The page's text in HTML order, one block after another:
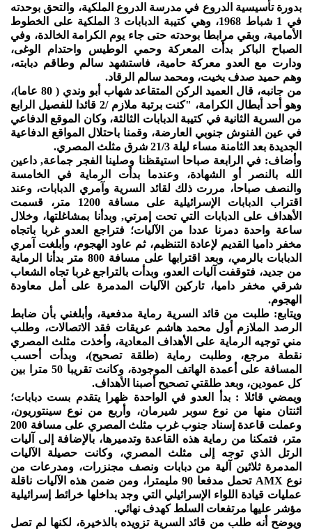
بدورة تأسيسية الدروع في مدرسة الدروع الملكية، والتحق بوحدته
في 1 شباط 1968، وهي كتيبة الدبابات 3 الملكية على الخطوط
الأمامية، وبقي مرابطا بوحدته حتى جاء يوم الكرامة الخالدة، وفي
الصباح الباكر بدأت المعركة وحمي الوطيس واحتدام الوغى،
ودارت مع العدو معركة حامية، فاستشهد سالم وطاقم دبابته،
وهم حميد صدف بخيت، ومحمد سالم الرقاد.
من جانبه، قال العميد الركن المتقاعد شهاب أبو وندي ( 80 عاما)،
وهو أحد أبطال الكرامة، "كنت برتبة ملازم /2 قائدا للفصيل الرابع
من السرية الثانية في كتيبة الدبابات الثالثة، وكان الموقع الدفاعي
في عين الفنوش جنوبي العارضة، وقمنا باحتلال المواقع الدفاعية
الجديدة بعد الثامنة مساء ليلة 21/3 شرق مثلث المصري.
وأضاف: في الرابعة صباحا استيقظنا وصلينا الفجر جماعة, داعين
الله بالنصر أو الشهادة، وعندما بدأت الرماية في الخامسة
والنصف صباحا، مررت ذلك لقائد السرية وآمري الدبابات، وعند
اقتراب الدبابات الإسرائيلية على مسافة 1200 متر، قسمت
الأهداف على الدبابات التي تحت إمرتي, وبدأنا بمشاغلتها، وخلال
ساعة واحدة دمرنا عددا من الآليات؛ فتراجع العدو غربا باتجاه
مخفر داميا القديم لإعادة التنظيم، ثم عاود الهجوم، وأبلغت آمري
الدبابات بالرمي، وبعد اقترابها على مسافة 800 متر بدأنا الرماية
من جديد، فتوقفت آليات العدو، وبدأت بالتراجع غربا تجاه الشعاب
شرقي مخفر داميا، تاركين الآليات المدمرة على أمل معاودة
الهجوم.
ويتابع: طلبت من قائد السرية رماية مدفعية، وأبلغني بأن ضابط
الرصد الملازم أول محمد هاشم عريقات فقد الاتصالات، وطلب
مني توجيه الرماية على الأهداف المعادية، وأخذت مثلث المصري
نقطة مرجع، وطلبت رماية (طلقة تصحيح)، وبدأت أحسب
المسافة على أعمدة الهاتف الموجودة، وكانت تقريبا 50 مترا بين
كل عمودين، وبعد طلقتي تصحيح أصبنا الأهداف.
ويمضي قائلا : بدأ العدو في الواحدة ظهرا يتقدم بست دبابات؛
اثنتان منها من نوع سوبر شيرمان، وأربع من نوع سينتوريون،
وعملت قاعدة إسناد جنوب غرب مثلث المصري على مسافة 200
متر، فتمكنا من رماية هذه القاعدة وتدميرها، بالإضافة إلى آليات
الرتل الذي توجه إلى مثلث المصري، وكانت حصيلة الآليات
المدمرة ثلاثين آلية من دبابات ونصف مجنزرات، ومدرعات من
نوع AMX تحمل مدفعا 90 مليمترا، ومن ضمن هذه الآليات ناقلة
عمليات قيادة اللواء الإسرائيلي التي وجد بداخلها خرائط إسرائيلية
مؤشر عليها مرتفعات السلط كهدف نهائي.
ويوضح أنه طلب من قائد السرية تزويده بالذخيرة، لكنها لم تصل